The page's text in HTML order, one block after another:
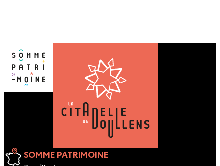
SOMME PATRIMOINE